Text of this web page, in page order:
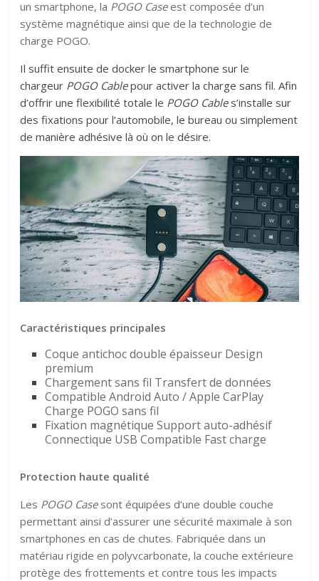
un smartphone, la POGO Caseest composée d’un
système magnétique ainsi que de la technologie de
charge POGO.
Il suffit ensuite de docker le smartphone sur le
chargeur POGO Cablepour activer la charge sans fil. Afin
d’offrir une flexibilité totale le POGO Cables’installe sur
des fixations pour l’automobile, le bureau ou simplement
de manière adhésive là où on le désire.
Caractéristiques principales
Coque antichoc double épaisseur Design
premium
Chargement sans fil Transfert de données
Compatible Android Auto / Apple CarPlay
Charge POGO sans fil
Fixation magnétique Support auto-adhésif
Connectique USB Compatible Fast charge
Protection haute qualité
Les POGO Casesont équipées d’une double couche
permettant ainsi d’assurer une sécurité maximale à son
smartphones en cas de chutes. Fabriquée dans un
matériau rigide en polyvcarbonate, la couche extérieure
protège des frottements et contre tous les impacts